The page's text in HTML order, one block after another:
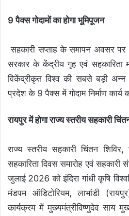
9 पैक्स गोदामों का होगा भूमिपूजन
सहकारी सप्ताह के समापन अवसर
सरकार के केंद्रीय गृह एवं सहकारिता
विकेंद्रीकृत विश्व की सबसे बड़ी
प्रदेश के 9 पैक्स में गोदाम निर्माण कार्य
रायपुर में होगा राज्य स्तरीय सहकारी
राज्य स्तरीय सहकारी चिंतन शिविर,
सहकारिता दिवस समारोह एवं सहकारी
जुलाई 2026 को इंदिरा गांधी कृषि
मंडपम ऑडिटोरियम, लाभांडी
कार्यक्रम में मुख्यमंत्रीविष्णुदेव साय